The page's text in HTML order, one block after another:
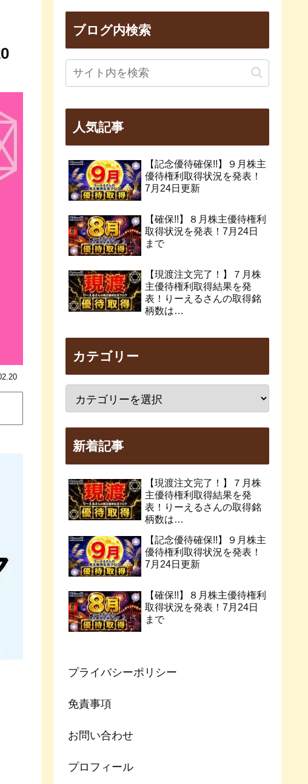
ブログ内検索
人気記事
【記念優待確保!!】９月株主
優待権利取得状況を発表！
7月24日更新
【確保!!】８月株主優待権利
取得状況を発表！7月24日
まで
【現渡注文完了！】７月株
主優待権利取得結果を発
表！りーえるさんの取得銘
柄数は…
カテゴリー
新着記事
【現渡注文完了！】７月株
主優待権利取得結果を発
表！りーえるさんの取得銘
柄数は…
【記念優待確保!!】９月株主
優待権利取得状況を発表！
7月24日更新
【確保!!】８月株主優待権利
取得状況を発表！7月24日
まで
プライバシーポリシー
免責事項
お問い合わせ
プロフィール